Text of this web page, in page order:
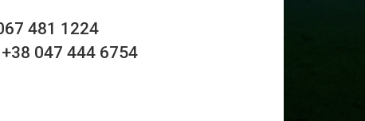
481 1224
+38 047 444 6754